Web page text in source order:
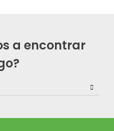
a encontrar